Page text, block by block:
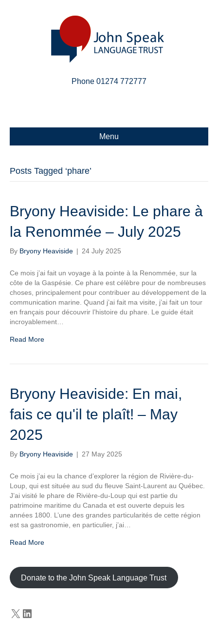
Phone 01274 772777
Menu
Posts Tagged ‘phare’
Bryony Heaviside: Le phare à
la Renommée – July 2025
By Bryony Heaviside | 24 July 2025
Ce mois j’ai fait un voyage à la pointe à la Renommée, sur la
côte de la Gaspésie. Ce phare est célèbre pour de nombreuses
choses, principalement pour contribuer au développement de la
communication marine. Quand j’ai fait ma visite, j’ai fait un tour
en français pour découvrir l’histoire du phare. Le guide était
incroyablement…
Read More
Bryony Heaviside: En mai,
fais ce qu'il te plaît! – May
2025
By Bryony Heaviside | 27 May 2025
Ce mois j’ai eu la chance d’explorer la région de Rivière-du-
Loup, qui est située au sud du fleuve Saint-Laurent au Québec.
J’ai visité le phare de Rivière-du-Loup qui est partie du
patrimoine maritime du Canada et est ouverte depuis les
années 1800. L’une des grandes particularités de cette région
est sa gastronomie, en particulier, j’ai…
Read More
Donate to the John Speak Language Trust
X LinkedIn